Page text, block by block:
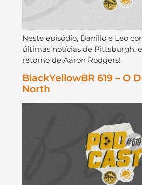
Neste episódio, Danillo e Leo
últimas notícias de Pittsburgh,
retorno de Aaron Rodgers!
BlackYellowBR 619 – O
North